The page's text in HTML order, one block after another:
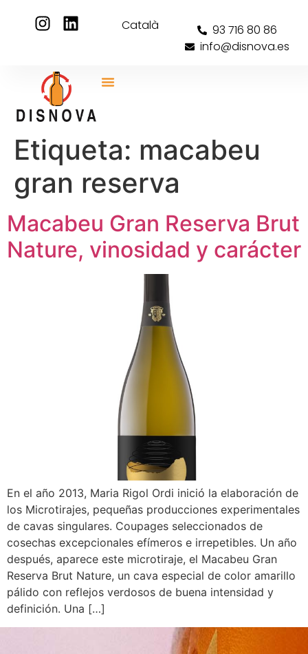
93 716 80 86
info@disnova.es
Català
Etiqueta: macabeu
gran reserva
Macabeu Gran Reserva Brut
Nature, vinosidad y carácter
En el año 2013, Maria Rigol Ordi inició la elaboración de
los Microtirajes, pequeñas producciones experimentales
de cavas singulares. Coupages seleccionados de
cosechas excepcionales efímeros e irrepetibles. Un año
después, aparece este microtiraje, el Macabeu Gran
Reserva Brut Nature, un cava especial de color amarillo
pálido con reflejos verdosos de buena intensidad y
definición. Una […]